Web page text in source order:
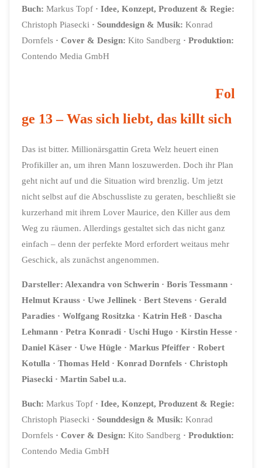
Buch: Markus Topf ·Idee, Konzept, Produzent & Regie:
Christoph Piasecki ·Sounddesign & Musik: Konrad
Dornfels ·Cover & Design: Kito Sandberg ·Produktion:
Contendo Media GmbH
Fol
ge 13 – Was sich liebt, das killt sich
Das ist bitter. Millionärsgattin Greta Welz heuert einen
Profikiller an, um ihren Mann loszuwerden. Doch ihr Plan
geht nicht auf und die Situation wird brenzlig. Um jetzt
nicht selbst auf die Abschussliste zu geraten, beschließt sie
kurzerhand mit ihrem Lover Maurice, den Killer aus dem
Weg zu räumen. Allerdings gestaltet sich das nicht ganz
einfach – denn der perfekte Mord erfordert weitaus mehr
Geschick, als zunächst angenommen.
Darsteller: Alexandra von Schwerin · Boris Tessmann ·
Helmut Krauss · Uwe Jellinek · Bert Stevens · Gerald
Paradies · Wolfgang Rositzka · Katrin Heß · Dascha
Lehmann · Petra Konradi ·Uschi Hugo · Kirstin Hesse ·
Daniel Käser · Uwe Hügle ·Markus Pfeiffer · Robert
Kotulla · Thomas Held · Konrad Dornfels · Christoph
Piasecki · Martin Sabel u.a.
Buch: Markus Topf ·Idee, Konzept, Produzent & Regie:
Christoph Piasecki ·Sounddesign & Musik: Konrad
Dornfels ·Cover & Design: Kito Sandberg · Produktion:
Contendo Media GmbH